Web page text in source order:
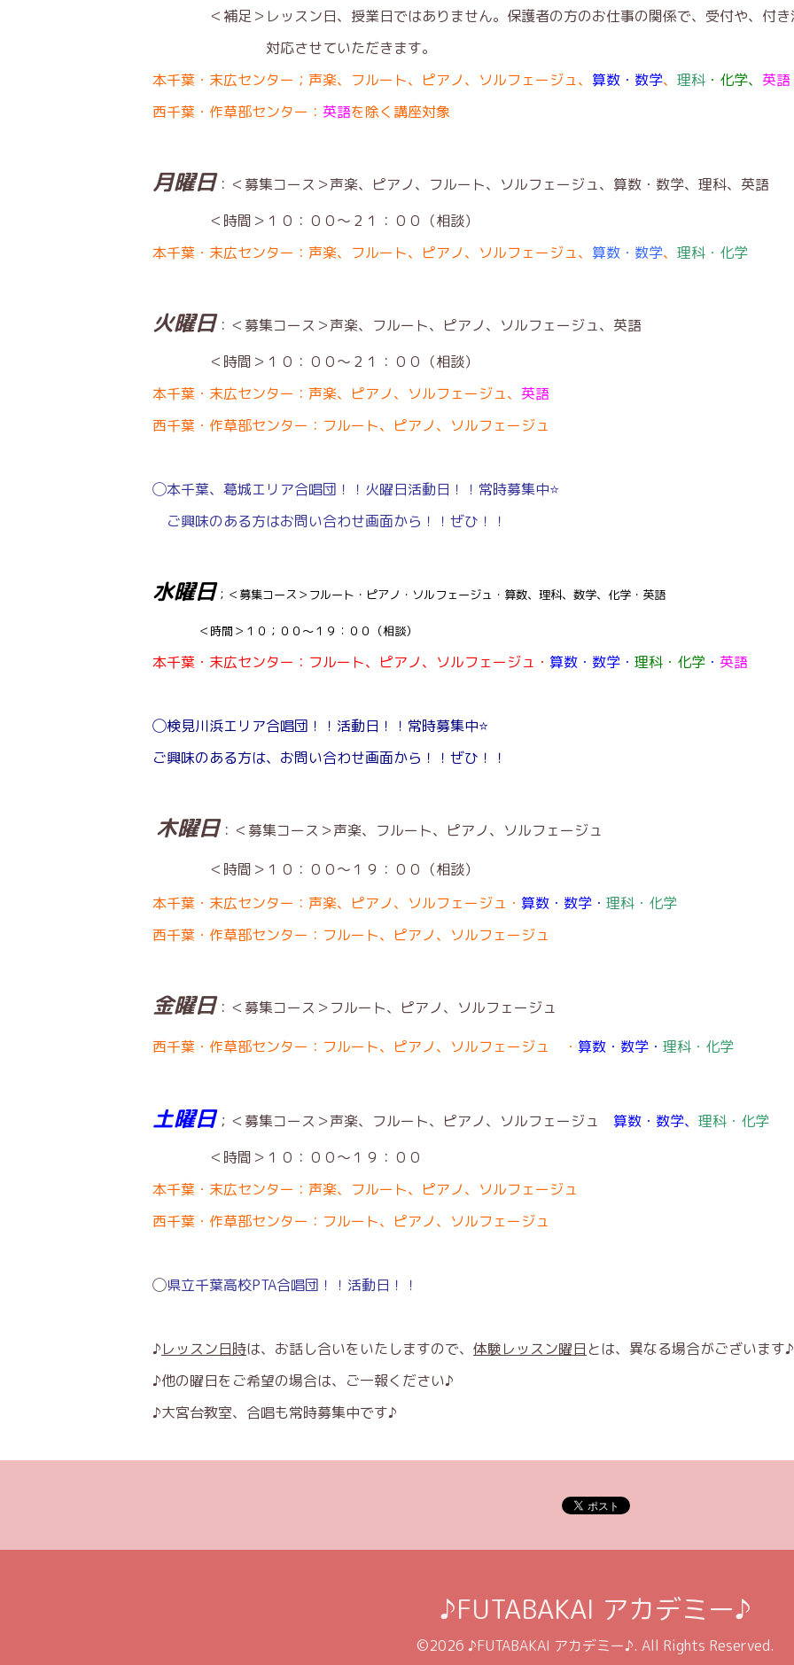
＜補足＞レッスン日、授業日ではありません。保護者の方のお仕事の関係で、受付や、付き
対応させていただきます。
本千葉・末広センター；声楽、フルート、ピアノ、ソルフェージュ、 算数・数学、 理科 ・化学、 英語
西千葉・作草部センター： 英語を除く講座対象
月曜日：＜募集コース＞声楽、ピアノ、フルート、ソルフェージュ、算数・数学、理科、英語
＜時間＞１０：００〜２１：００（相談）
本千葉・末広センター：声楽、フルート、ピアノ、ソルフェージュ、 算数・数学、 理科 ・化学
火曜日：＜募集コース＞声楽、フルート、ピアノ、ソルフェージュ、英語
＜時間＞１０：００〜２１：００（相談）
本千葉・末広センター：声楽、ピアノ、ソルフェージュ、 英語
西千葉・作草部センター：フルート、ピアノ、ソルフェージュ
◯本千葉、葛城エリア合唱団！！火曜日活動日！！常時募集中⭐️
ご興味のある方はお問い合わせ画面から！！ぜひ！！
水曜日 ；＜募集コース＞フルート・ピアノ・ソルフェージュ・算数、理科、数学、化学・英語
＜時間＞１０；００〜１９：００（相談）
本千葉・末広センター：フルート、ピアノ、ソルフェージュ・ 算数・数学・ 理科・化学 ・ 英語
◯検見川浜エリア合唱団！！活動日！！常時募集中⭐️
ご興味のある方は、お問い合わせ画面から！！ぜひ！！
木曜日：＜募集コース＞声楽、フルート、ピアノ、ソルフェージュ
＜時間＞１０：００〜１９：００（相談）
本千葉・末広センター：声楽、ピアノ、ソルフェージュ・ 算数・数学・ 理科・化学
西千葉・作草部センター：フルート、ピアノ、ソルフェージュ
金曜日：＜募集コース＞フルート、ピアノ、ソルフェージュ
西千葉・作草部センター：フルート、ピアノ、ソルフェージュ ・ 算数・数学・ 理科・化学
土曜日；＜募集コース＞声楽、フルート、ピアノ、ソルフェージュ 算数・数学、 理科・化学
＜時間＞１０：００〜１９：００
本千葉・末広センター：声楽、フルート、ピアノ、ソルフェージュ
西千葉・作草部センター：フルート、ピアノ、ソルフェージュ
◯県立千葉高校PTA合唱団！！活動日！！
♪レッスン日時は、お話し合いをいたしますので、 体験レッスン曜日とは、異なる場合がございます♪
♪他の曜日をご希望の場合は、ご一報ください♪
♪大宮台教室、合唱も常時募集中です♪
♪FUTABAKAI アカデミー♪
©2026 ♪FUTABAKAI アカデミー♪. All Rights Reserved.